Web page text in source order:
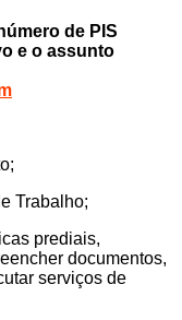
de PIS
e o assunto
Trabalho;
prediais,
documentos,
serviços de